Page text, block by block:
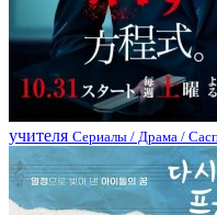
учителя Сериалы / Драма /